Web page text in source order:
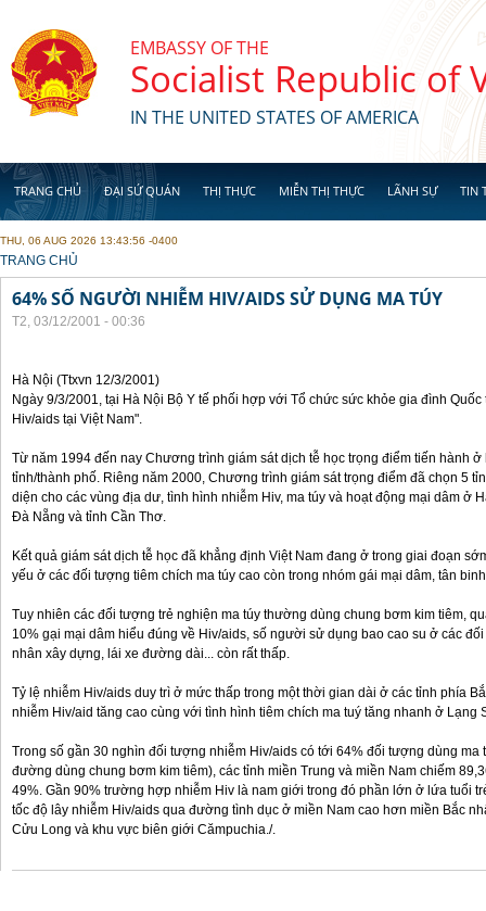
EMBASSY OF THE
Socialist Republic of
IN THE UNITED STATES OF AMERICA
TRANG CHỦ ĐẠI SỨ QUÁN THỊ THỰC MIỄN THỊ THỰC LÃNH SỰ TIN
THU, 06 AUG 2026 13:43:56 -0400
YOU ARE HERE
TRANG CHỦ
64% SỐ NGƯỜI NHIỄM HIV/AIDS SỬ DỤNG MA TÚY
T2, 03/12/2001 - 00:36
Hà Nội (Ttxvn 12/3/2001)
Ngày 9/3/2001, tại Hà Nội Bộ Y tế phối hợp với Tổ chức sức khỏe gia đình
Hiv/aids tại Việt Nam".
Từ năm 1994 đến nay Chương trình giám sát dịch tễ học trọng điểm tiến hành
tỉnh/thành phố. Riêng năm 2000, Chương trình giám sát trọng điểm đã chọn 5
diện cho các vùng địa dư, tình hình nhiễm Hiv, ma túy và hoạt động mại dâm ở
Đà Nẵng và tỉnh Cần Thơ.
Kết quả giám sát dịch tễ học đã khẳng định Việt Nam đang ở trong giai đoạn
yếu ở các đối tượng tiêm chích ma túy cao còn trong nhóm gái mại dâm, tân
Tuy nhiên các đối tượng trẻ nghiện ma túy thường dùng chung bơm kim tiêm,
10% gại mại dâm hiểu đúng về Hiv/aids, số người sử dụng bao cao su ở các
nhân xây dựng, lái xe đường dài... còn rất thấp.
Tỷ lệ nhiễm Hiv/aids duy trì ở mức thấp trong một thời gian dài ở các tỉnh phía
nhiễm Hiv/aid tăng cao cùng với tình hình tiêm chích ma tuý tăng nhanh ở Lạng
Trong số gần 30 nghìn đối tượng nhiễm Hiv/aids có tới 64% đối tượng dùng ma
đường dùng chung bơm kim tiêm), các tỉnh miền Trung và miền Nam chiếm
49%. Gần 90% trường hợp nhiễm Hiv là nam giới trong đó phần lớn ở lứa tuổi
tốc độ lây nhiễm Hiv/aids qua đường tình dục ở miền Nam cao hơn miền Bắc
Cửu Long và khu vực biên giới Cămpuchia./.